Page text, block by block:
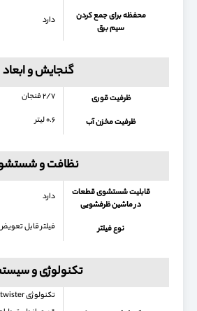
محفظه برای جمع كردن
سیم برق
دارد
گنجایش و ابعاد
ظرفیت قوری ۲/۷ فنجان
ظرفیت مخزن آب ۰.۶ لیتر
نظافت و
قابلیت شستشوی قطعات
در ماشین ظرفشویی
دارد
نوع فیلتر فیلتر قابل
تکنولوژی و